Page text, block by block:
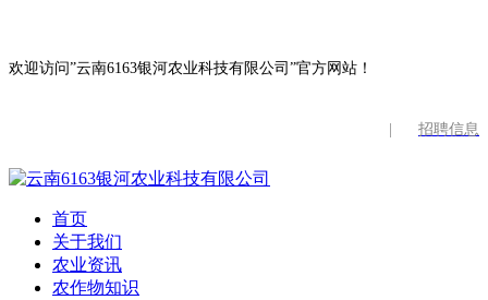
欢迎访问”云南6163银河农业科技有限公司”官方网站！
招聘信息
首页
关于我们
农业资讯
农作物知识